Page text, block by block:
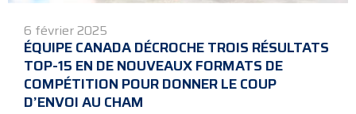
6 février 2025
ÉQUIPE CANADA DÉCROCHE TROIS RÉSULTATS
TOP-15 EN DE NOUVEAUX FORMATS DE
COMPÉTITION POUR DONNER LE COUP
D’ENVOI AU CHAM